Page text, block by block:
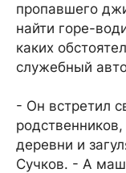
пропавшего
найти горе-
каких
служебный
- Он встретил
деревни и
Сучков. - А